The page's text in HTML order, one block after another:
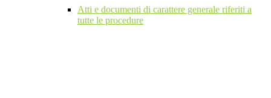
Atti e documenti di carattere generale riferiti a
tutte le procedure